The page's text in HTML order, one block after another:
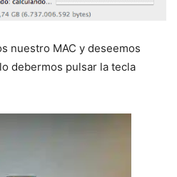
nuestro MAC y deseemos
debermos pulsar la tecla